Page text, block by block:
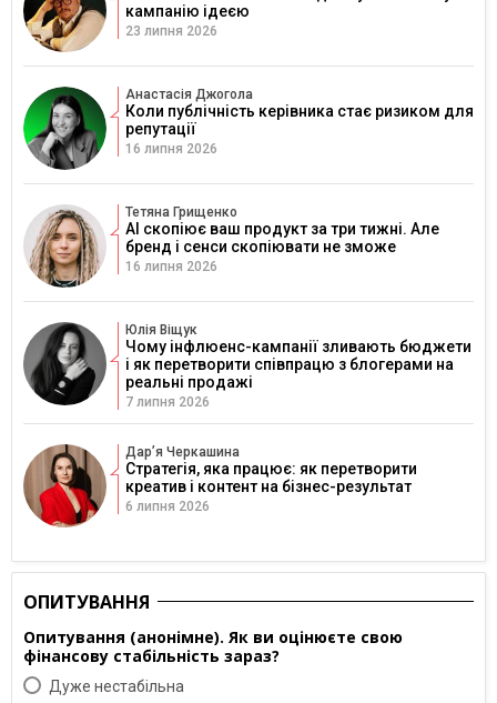
кампанію ідеєю
23 липня 2026
Анастасія Джогола
Коли публічність керівника стає ризиком для
репутації
16 липня 2026
Тетяна Грищенко
AI скопіює ваш продукт за три тижні. Але
бренд і сенси скопіювати не зможе
16 липня 2026
Юлія Віщук
Чому інфлюенс-кампанії зливають бюджети
і як перетворити співпрацю з блогерами на
реальні продажі
7 липня 2026
Дарʼя Черкашина
Стратегія, яка працює: як перетворити
креатив і контент на бізнес-результат
6 липня 2026
ОПИТУВАННЯ
Опитування (анонімне). Як ви оцінюєте свою
фінансову стабільність зараз?
Дуже нестабільна